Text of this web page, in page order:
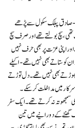
صادق پبلک سکول سے پڑھے
سچ بولتے تھے اور صرف سچ
اپنی عزت پر بھی حرف نہیں
کو ستاتے بھی نہیں تھے-اکیلے
چھوڑتے بھی نہیں تھے۔ دل توڑتے
سرکار میں مداخلت کرسکے۔
سمجھوتہ نہ کرتے تھے۔ ایک سفر
کے دورانیے میں تین